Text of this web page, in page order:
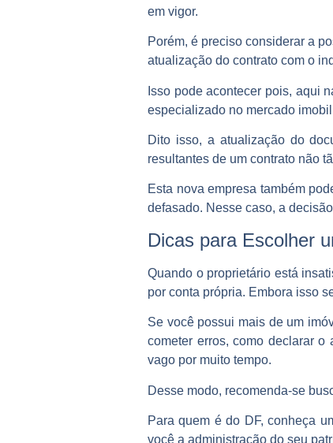
em vigor.
Porém, é preciso considerar a
atualização do contrato com o
Isso pode acontecer pois, aqui
especializado no mercado
Dito isso, a atualização do
resultantes de um contrato não
Esta nova empresa também
defasado. Nesse caso, a
Dicas para Escolher
Quando o proprietário está
por conta própria. Embora isso
Se você possui mais de um
cometer erros, como declarar o
vago por muito tempo.
Desse modo, recomenda-se
Para quem é do DF, conheça
você a administração do seu